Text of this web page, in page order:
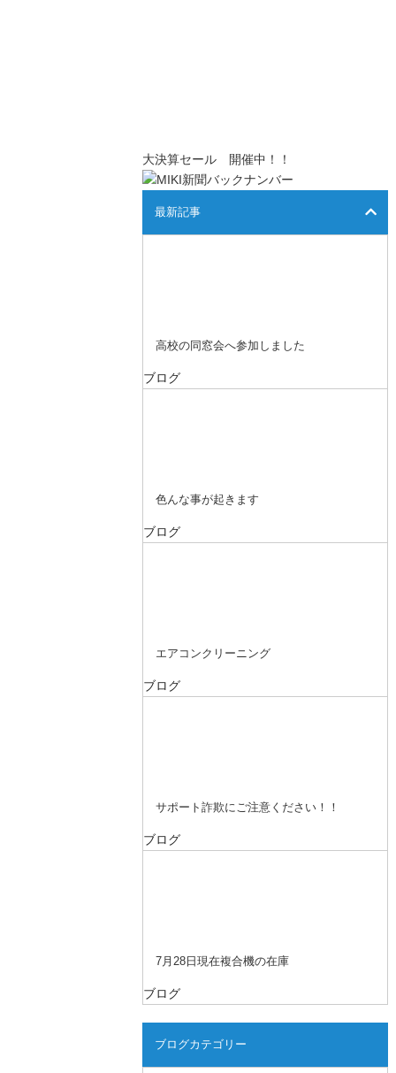
大決算セール 開催中！！
最新記事
高校の同窓会へ参加しました
ブログ
色んな事が起きます
ブログ
エアコンクリーニング
ブログ
サポート詐欺にご注意ください！！
ブログ
7月28日現在複合機の在庫
ブログ
ブログカテゴリー